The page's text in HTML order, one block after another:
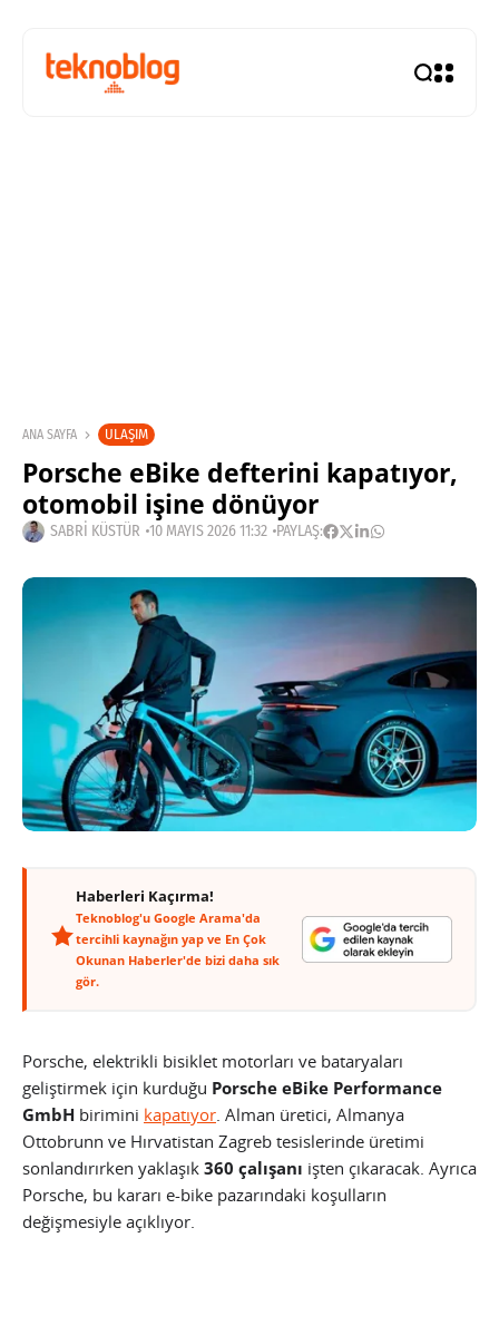
ANA SAYFA ULAŞIM
Porsche eBike defterini kapatıyor,
otomobil işine dönüyor
SABRI KÜSTÜR 10 MAYIS 2026 11:32 PAYLAŞ:
Haberleri Kaçırma!
Teknoblog'u Google Arama'da
tercihli kaynağın yap ve En Çok
Okunan Haberler'de bizi daha sık
gör.
Porsche, elektrikli bisiklet motorları ve bataryaları
geliştirmek için kurduğu Porsche eBike Performance
GmbH birimini kapatıyor. Alman üretici, Almanya
Ottobrunn ve Hırvatistan Zagreb tesislerinde üretimi
sonlandırırken yaklaşık 360 çalışanı işten çıkaracak. Ayrıca
Porsche, bu kararı e-bike pazarındaki koşulların
değişmesiyle açıklıyor.